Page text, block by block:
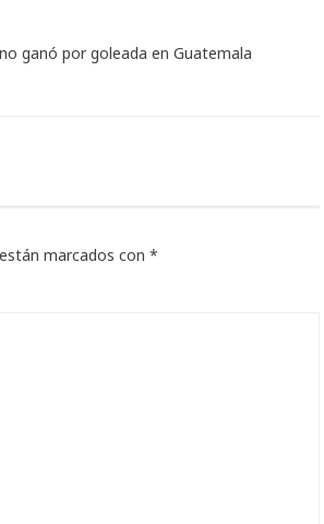
ganó por goleada en Guatemala
marcados con *